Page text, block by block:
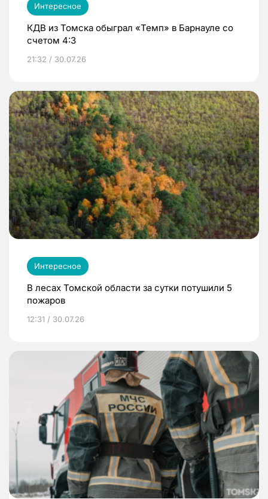
Интересное
КДВ из Томска обыграл «Темп» в Барнауле со
счетом 4:3
21:32 / 30.07.26
Интересное
В лесах Томской области за сутки потушили 5
пожаров
12:31 / 30.07.26